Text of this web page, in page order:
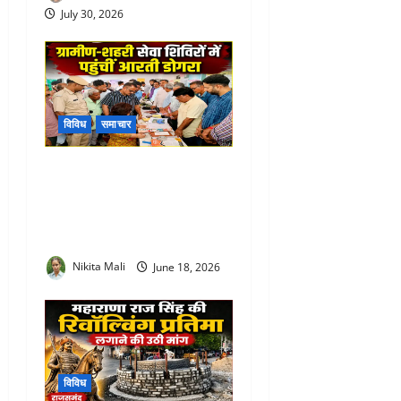
July 30, 2026
विविध समाचार
Nikita Mali June 18, 2026
विविध